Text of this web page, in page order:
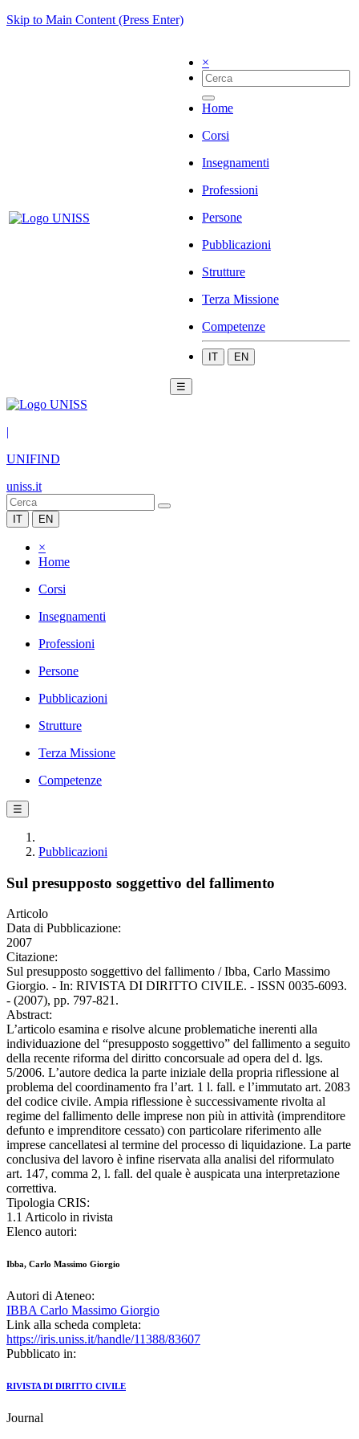
Skip to Main Content (Press Enter)
×
Home
Corsi
Insegnamenti
Professioni
Persone
Pubblicazioni
Strutture
Terza Missione
Competenze
IT EN
☰
|
UNIFIND
uniss.it
IT EN
×
Home
Corsi
Insegnamenti
Professioni
Persone
Pubblicazioni
Strutture
Terza Missione
Competenze
☰
Pubblicazioni
Sul presupposto soggettivo del fallimento
Articolo
Data di Pubblicazione:
2007
Citazione:
Sul presupposto soggettivo del fallimento / Ibba, Carlo Massimo
Giorgio. - In: RIVISTA DI DIRITTO CIVILE. - ISSN 0035-6093.
- (2007), pp. 797-821.
Abstract:
L’articolo esamina e risolve alcune problematiche inerenti alla
individuazione del “presupposto soggettivo” del fallimento a seguito
della recente riforma del diritto concorsuale ad opera del d. lgs.
5/2006. L’autore dedica la parte iniziale della propria riflessione al
problema del coordinamento fra l’art. 1 l. fall. e l’immutato art. 2083
del codice civile. Ampia riflessione è successivamente rivolta al
regime del fallimento delle imprese non più in attività (imprenditore
defunto e imprenditore cessato) con particolare riferimento alle
imprese cancellatesi al termine del processo di liquidazione. La parte
conclusiva del lavoro è infine riservata alla analisi del riformulato
art. 147, comma 2, l. fall. del quale è auspicata una interpretazione
correttiva.
Tipologia CRIS:
1.1 Articolo in rivista
Elenco autori:
Ibba, Carlo Massimo Giorgio
Autori di Ateneo:
IBBA Carlo Massimo Giorgio
Link alla scheda completa:
https://iris.uniss.it/handle/11388/83607
Pubblicato in:
RIVISTA DI DIRITTO CIVILE
Journal